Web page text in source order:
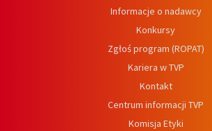
Informacje o nadawcy
Konkursy
Zgłoś program (ROPAT)
Kariera w TVP
Kontakt
Centrum informacji TVP
Komisja Etyki